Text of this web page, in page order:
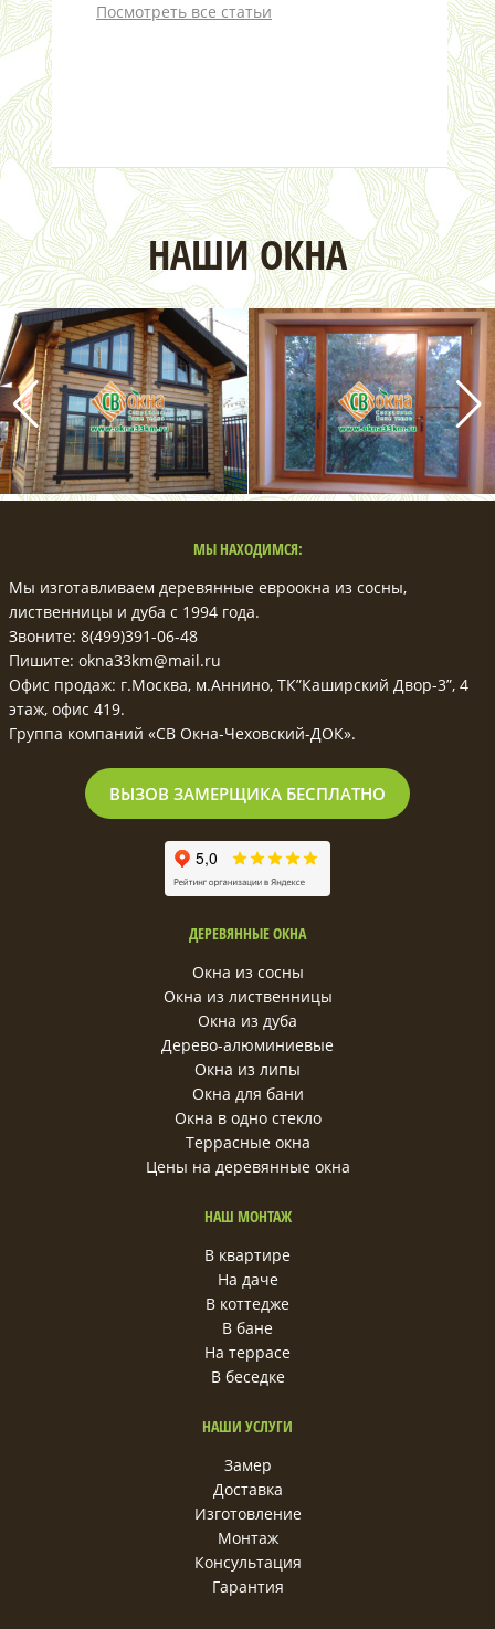
Посмотреть все статьи
НАШИ ОКНА
МЫ НАХОДИМСЯ:
Мы изготавливаем деревянные евроокна из сосны,
лиственницы и дуба с 1994 года.
Звоните: 8(499)391-06-48
Пишите: okna33km@mail.ru
Офис продаж: г.Москва, м.Аннино, ТК”Каширский Двор-3”, 4
этаж, офис 419.
Группа компаний «СВ Окна-Чеховский-ДОК».
ВЫЗОВ ЗАМЕРЩИКА БЕСПЛАТНО
ДЕРЕВЯННЫЕ ОКНА
Окна из сосны
Окна из лиственницы
Окна из дуба
Дерево-алюминиевые
Окна из липы
Окна для бани
Окна в одно стекло
Террасные окна
Цены на деревянные окна
НАШ МОНТАЖ
В квартире
На даче
В коттедже
В бане
На террасе
В беседке
НАШИ УСЛУГИ
Замер
Доставка
Изготовление
Монтаж
Консультация
Гарантия